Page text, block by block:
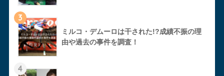
3
ミルコ・デムーロは干された!?成績不振の理
由や過去の事件を調査！
4